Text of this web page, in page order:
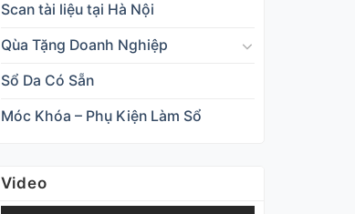
Scan tài liệu tại Hà Nội
Qùa Tặng Doanh Nghiệp
Sổ Da Có Sẵn
Móc Khóa – Phụ Kiện Làm Sổ
Video